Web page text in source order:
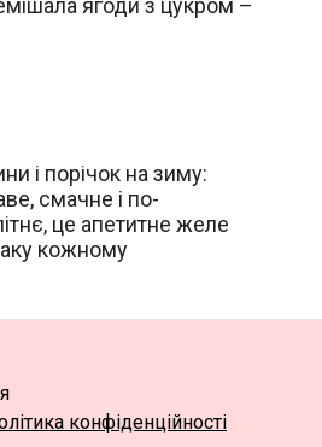
і порічок на зиму:
смачне і по-
це апетитне желе
кожному
конфіденційності